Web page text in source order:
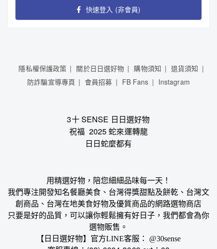
快速登入 (非會員)
隱私權保護政策 關於日日選好物 購物須知
退貨須知
防詐騙宣導專頁
會員招募 FB Fans Instagram
3十 SENSE 日日選好物
祝福 2025 蛇來運轉龍
日日蛇麼都有
用精選好物，陪您細細品味每一天！
我們專注開發知名餐廳美食、台灣得獎甜點及餅乾、台灣文
創商品、台灣在地美食好物及優質商品的網路選物商店
只要是好的品質，可以讓你輕鬆擁有好日子，我們都會為你
選物販售。
【日日選好物】官方LINE客服： @30sense